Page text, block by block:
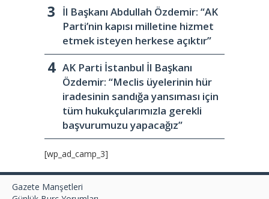
İl Başkanı Abdullah Özdemir: “AK
Parti’nin kapısı milletine hizmet
etmek isteyen herkese açıktır”
AK Parti İstanbul İl Başkanı
Özdemir: “Meclis üyelerinin hür
iradesinin sandığa yansıması için
tüm hukukçularımızla gerekli
başvurumuzu yapacağız”
[wp_ad_camp_3]
Gazete Manşetleri